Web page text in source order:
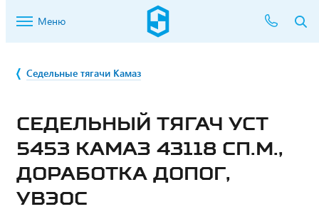
Меню
Седельные тягачи Камаз
СЕДЕЛЬНЫЙ ТЯГАЧ УСТ
5453 КАМАЗ 43118 СП.М.,
ДОРАБОТКА ДОПОГ,
УВЭОС